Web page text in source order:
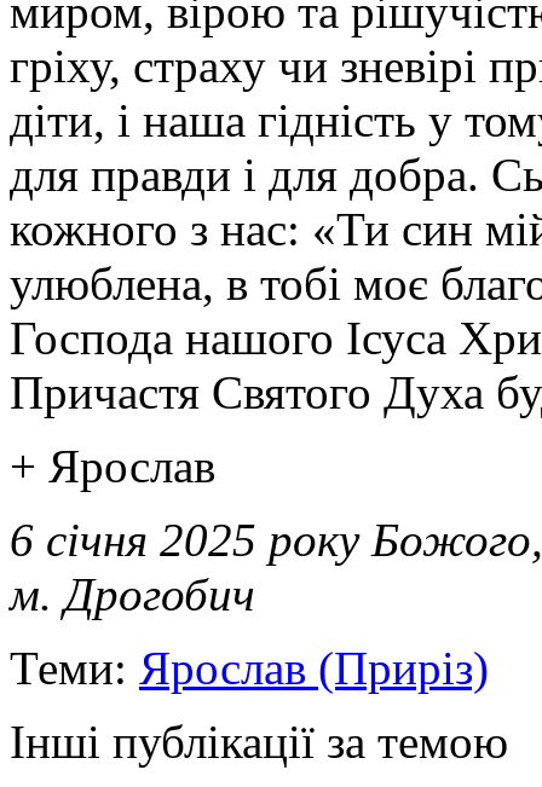
миром, вірою та
гріху, страху чи зневірі
діти, і наша гідність у
для правди і для добра.
кожного з нас: «Ти син
улюблена, в тобі моє
Господа нашого Ісуса
Причастя Святого Духа
+ Ярослав
6 січня 2025 року Божого,
м. Дрогобич
Теми: Ярослав (Приріз)
Інші публікації за темою